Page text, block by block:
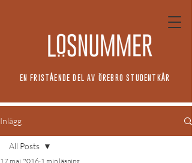
EN FRISTÅENDE DEL AV ÖREBRO STUDENTKÅR
Inlägg
All Posts
17 maj 2016 1 min läsning